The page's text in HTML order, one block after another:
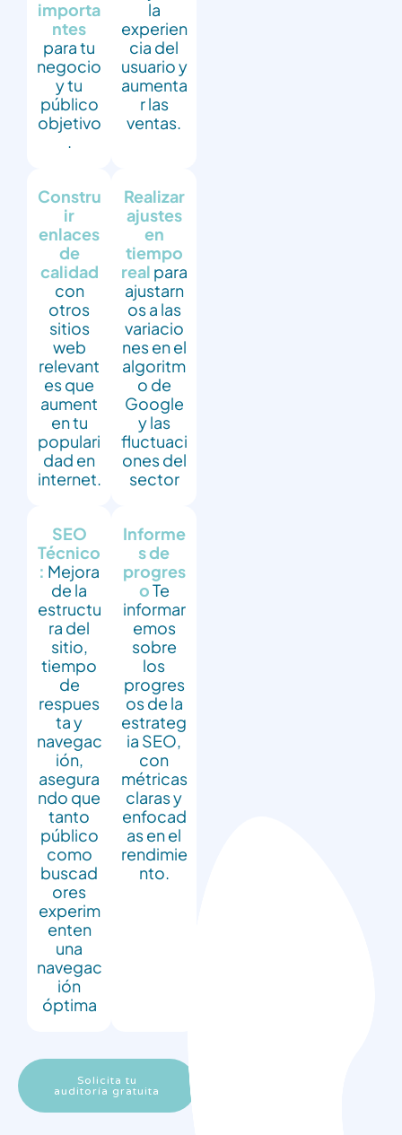
importa
ntes
para tu
negocio
y tu
público
objetivo
.
la
experien
cia del
usuario y
aumenta
r las
ventas.
Constru
ir
enlaces
de
calidad
con
otros
sitios
web
relevant
es que
aument
en tu
populari
dad en
internet.
Realizar
ajustes
en
tiempo
real para
ajustarn
os a las
variacio
nes en el
algoritm
o de
Google
y las
fluctuaci
ones del
sector
SEO
Técnico
: Mejora
de la
estructu
ra del
sitio,
tiempo
de
respues
ta y
navegac
ión,
asegura
ndo que
tanto
público
como
buscad
ores
experim
enten
una
navegac
ión
óptima
Informe
s de
progres
oTe
informar
emos
sobre
los
progres
os de la
estrateg
ia SEO,
con
métricas
claras y
enfocad
as en el
rendimie
nto.
Solicita tu
auditoría gratuita